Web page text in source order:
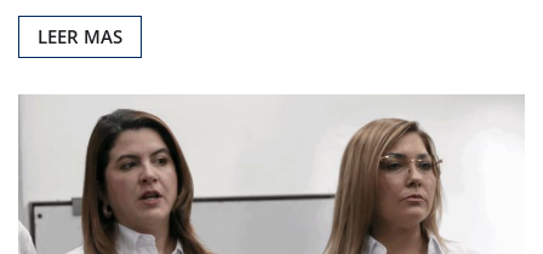
LEER MAS